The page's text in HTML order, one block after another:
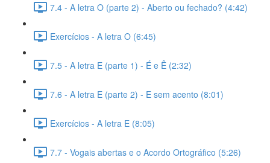
7.4 - A letra O (parte 2) - Aberto ou fechado? (4:42)
Exercícios - A letra O (6:45)
7.5 - A letra E (parte 1) - É e Ê (2:32)
7.6 - A letra E (parte 2) - E sem acento (8:01)
Exercícios - A letra E (8:05)
7.7 - Vogais abertas e o Acordo Ortográfico (5:26)